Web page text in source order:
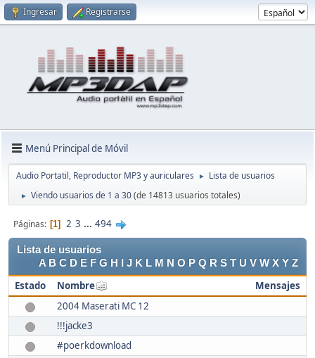
Ingresar Registrarse
Menú Principal de Móvil
Audio Portatil, Reproductor MP3 y auriculares ► Lista de usuarios
► Viendo usuarios de 1 a 30(de 14813 usuarios totales)
Páginas 1 2 3 ... 494
Lista de usuarios
A B C D E F G H J K L M N O P Q R S T U V W X Y Z
Estado Nombre
Mensajes
2004 Maserati MC 12
!!!jacke3
#poerkdownload